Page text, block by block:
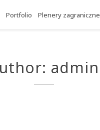
Portfolio Plenery zagraniczne
admin